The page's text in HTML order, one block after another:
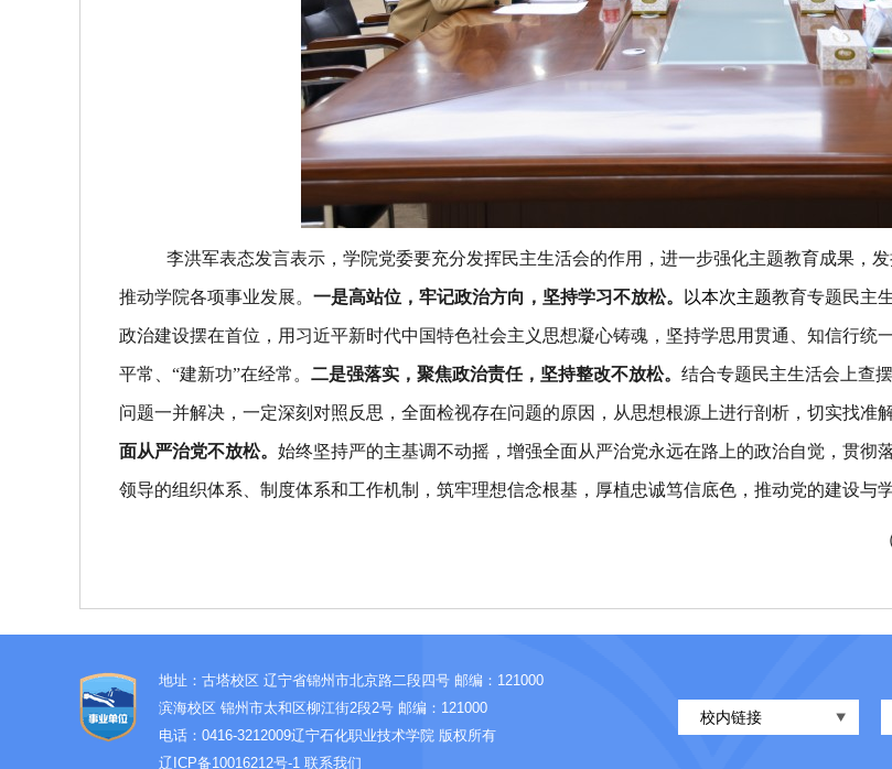
李洪军表态发言表示，学院党委要充分发挥民主生活会的作用，进一步强化主题教育成果，
推动学院各项事业发展。 一是高站位，牢记政治方向，坚持学习不放松。 以本次主题教育专题民主
政治建设摆在首位，用习近平新时代中国特色社会主义思想凝心铸魂，坚持学思用贯通、知信行统
平常、“建新功”在经常。 二是强落实，聚焦政治责任，坚持整改不放松。 结合专题民主生活会上查
问题一并解决，一定深刻对照反思，全面检视存在问题的原因，从思想根源上进行剖析，切实找准
面从严治党不放松。 始终坚持严的主基调不动摇，增强全面从严治党永远在路上的政治自觉，贯
领导的组织体系、制度体系和工作机制，筑牢理想信念根基，厚植忠诚笃信底色，推动党的建设与
地址：古塔校区 辽宁省锦州市北京路二段四号 邮编：121000
滨海校区 锦州市太和区柳江街2段2号 邮编：121000
电话：0416-3212009辽宁石化职业技术学院 版权所有
辽ICP备10016212号-1 联系我们
校内链接